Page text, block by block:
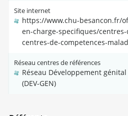
Site internet
https://www.chu-besancon.fr/
en-charge-specifiques/
centres-de-competences-
Réseau centres de références
Réseau Développement
(DEV-GEN)